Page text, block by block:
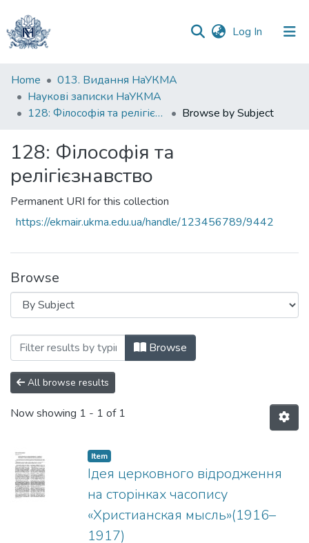
Log In (current)
Communities
&
Collections
Home
013. Видання НаУКМА
Наукові записки НаУКМА
128: Філософія та релігієзнавство
Browse by Subject
128: Філософія та
релігієзнавство
Permanent URI for this collection
https://ekmair.ukma.edu.ua/handle/123456789/9442
Browse
Browsing 128: Філософія та
Browse
All browse results
Now showing 1 - 1 of 1
Item
Ідея церковного відродження
на сторінках часопису
«Христианская мысль»(1916–
1917)